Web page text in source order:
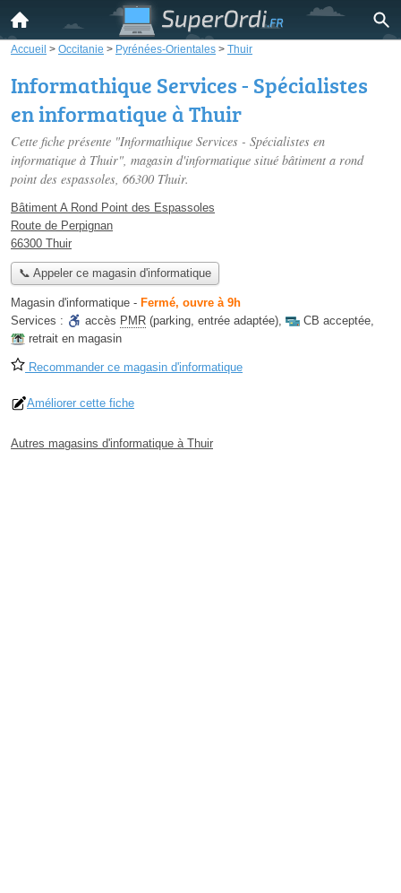
Accueil > Occitanie > Pyrénées-Orientales > Thuir
Informathique Services - Spécialistes
en informatique à Thuir
Cette fiche présente "Informathique Services - Spécialistes en
informatique à Thuir", magasin d'informatique situé bâtiment a rond
point des espassoles, 66300 Thuir.
Bâtiment A Rond Point des Espassoles
Route de Perpignan
66300 Thuir
📞 Appeler ce magasin d'informatique
Magasin d'informatique - Fermé, ouvre à 9h
Services :
accès PMR (parking, entrée adaptée), CB acceptée,
retrait en magasin
Recommander ce magasin d'informatique
Améliorer cette fiche
Autres magasins d'informatique à Thuir